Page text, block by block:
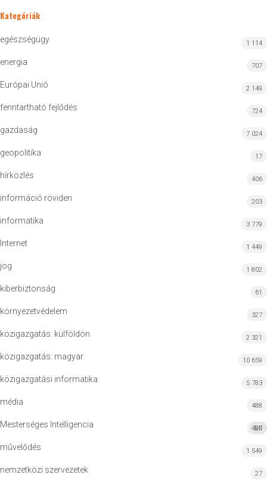
Kategóriák
egészségügy 1 114
energia 707
Európai Unió 2 149
fenntartható fejlődés 724
gazdaság 7 024
geopolitika 17
hírközlés 406
információ röviden 203
informatika 3 779
Internet 1 449
jog 1 802
kiberbiztonság 61
környezetvédelem 327
közigazgatás: külföldön 2 321
közigazgatás: magyar 10 659
közigazgatási informatika 5 783
média 488
Mesterséges Intelligencia MI
427
művelődés 1 549
nemzetközi szervezetek 27